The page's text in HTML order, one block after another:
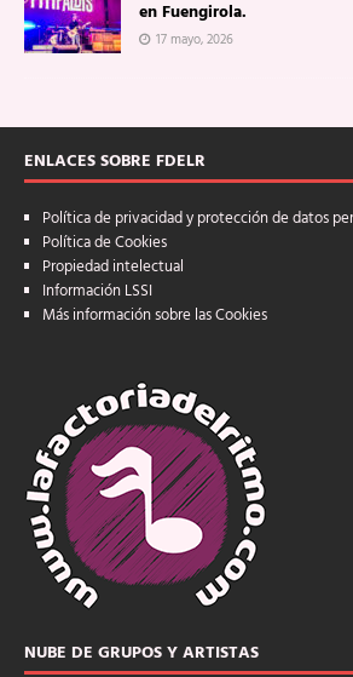
en Fuengirola.
17 mayo, 2026
ENLACES SOBRE FDELR
Política de privacidad y protección de datos
Política de Cookies
Propiedad intelectual
Información LSSI
Más información sobre las Cookies
NUBE DE GRUPOS Y ARTISTAS